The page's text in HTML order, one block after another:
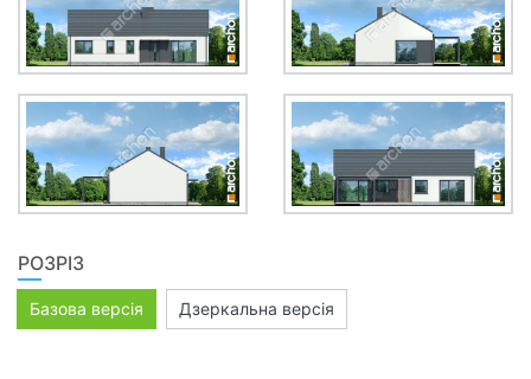
РОЗРІЗ
Базова версія Дзеркальна версія